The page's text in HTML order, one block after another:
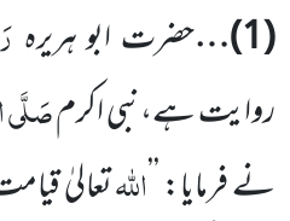
(
1
)…حضرت ابو ہریرہ
روایت ہے،نبی اکرمصَلَّی
نے فرمایا: ’’اللّٰہتعالیٰ